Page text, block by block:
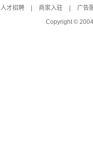
人才招聘 商家入驻 广告
Copyright ©